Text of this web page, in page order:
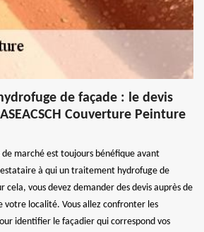
de façade : le devis
Couverture Peinture
de marché est toujours bénéfique avant
à qui un traitement hydrofuge de
cela, vous devez demander des devis auprès de
votre localité. Vous allez confronter les
identifier le façadier qui correspond vos